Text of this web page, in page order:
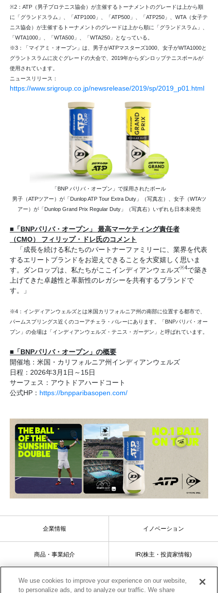
※2：ATP（男子プロテニス協会）が主催するトーナメントのグレードは上から順
に「グランドスラム」、「ATP1000」、「ATP500」、「ATP250」、WTA（女子テ
ニス協会）が主催するトーナメントのグレードは上から順に「グランドスラム」、
「WTA1000」、「WTA500」、「WTA250」となっている。
※3：「マイアミ・オープン」は、男子がATPマスターズ1000、女子がWTA1000と
グラントスラムに次ぐグレードの大会で、2019年からダンロップテニスボールが
使用されています。
ニュースリリース：
https://www.srigroup.co.jp/newsrelease/2019/sp/2019_p01.html
「BNP パリバ・オープン」で採用されたボール
男子（ATPツアー）が「Dunlop ATP Tour Extra Duty」（写真左）、女子（WTAツ
アー）が「Dunlop Grand Prix Regular Duty」（写真右）いずれも日本未発売
■「BNPパリバ・オープン」 最高マーケティング責任者
（CMO） フィリップ・ドレ氏のコメント
「成長を続ける私たちのパートナーファミリーに、業界を代表
するエリートブランドをお迎えできることを大変嬉しく思いま
す。ダンロップは、私たちがここインディアンウェルズ※4で築き
上げてきた卓越性と革新性のレガシーを共有するブランドで
す。」
※4：インディアンウェルズとは米国カリフォルニア州の南部に位置する都市で、
パームスプリングス近くのコーアチェラ・バレーにあります。「BNPパリバ・オー
プン」の会場は「インディアンウェルズ・テニス・ガーデン」と呼ばれています。
■「BNPパリバ・オープン」の概要
開催地：米国・カリフォルニア州インディアンウェルズ
日程：2026年3月1日～15日
サーフェス：アウトドアハードコート
公式HP： https://bnpparibasopen.com/
企業情報 イノベーション
商品・事業紹介 IR(株主・投資家情報)
サステナビリティ 採用情報
We use cookies to improve your experience on our website,
to personalize ads, and to analyze our traffic. We share